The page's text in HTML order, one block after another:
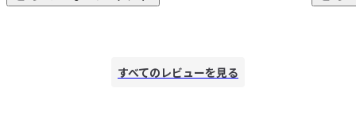
消し屑が多いし、減りが早いのが難点。
すべてのレビューを見る